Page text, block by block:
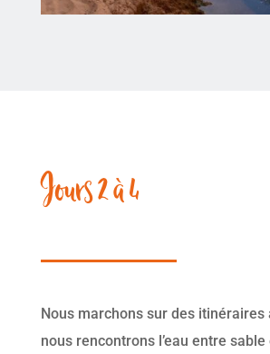
Jours 2 à 4
Nous marchons sur des itinéraires
nous rencontrons l’eau entre